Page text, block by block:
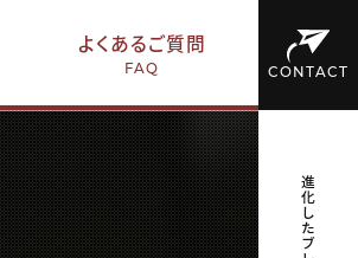
よくあるご質問
FAQ CONTACT